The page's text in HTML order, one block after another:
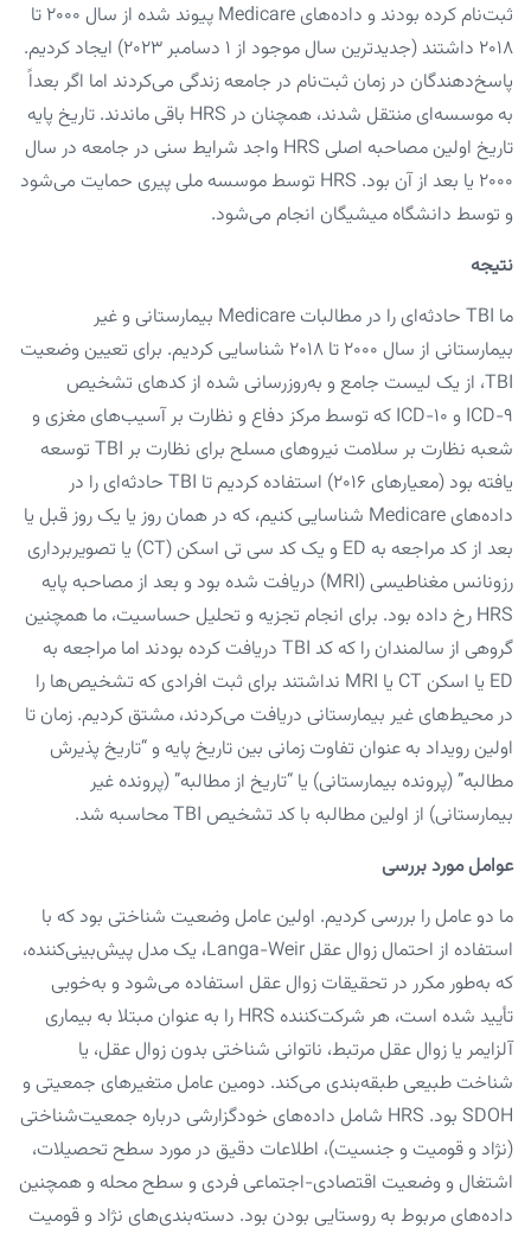
ثبت‌نام کرده بودند و داده‌های Medicare پیوند شده از سال ۲۰۰۰ تا
۲۰۱۸ داشتند (جدیدترین سال موجود از ۱ دسامبر ۲۰۲۳) ایجاد کردیم.
پاسخ‌دهندگان در زمان ثبت‌نام در جامعه زندگی می‌کردند اما اگر بعداً
به موسسه‌ای منتقل شدند، همچنان در HRS باقی ماندند. تاریخ پایه
تاریخ اولین مصاحبه اصلی HRS واجد شرایط سنی در جامعه در سال
۲۰۰۰ یا بعد از آن بود. HRS توسط موسسه ملی پیری حمایت می‌شود
و توسط دانشگاه میشیگان انجام می‌شود.
نتیجه
ما TBI حادثه‌ای را در مطالبات Medicare بیمارستانی و غیر
بیمارستانی از سال ۲۰۰۰ تا ۲۰۱۸ شناسایی کردیم. برای تعیین وضعیت
TBI، از یک لیست جامع و به‌روزرسانی شده از کدهای تشخیص
ICD-۹ و ICD-۱۰ که توسط مرکز دفاع و نظارت بر آسیب‌های مغزی و
شعبه نظارت بر سلامت نیروهای مسلح برای نظارت بر TBI توسعه
یافته بود (معیارهای ۲۰۱۶) استفاده کردیم تا TBI حادثه‌ای را در
داده‌های Medicare شناسایی کنیم، که در همان روز یا یک روز قبل یا
بعد از کد مراجعه به ED و یک کد سی تی اسکن (CT) یا تصویربرداری
رزونانس مغناطیسی (MRI) دریافت شده بود و بعد از مصاحبه پایه
HRS رخ داده بود. برای انجام تجزیه و تحلیل حساسیت، ما همچنین
گروهی از سالمندان را که کد TBI دریافت کرده بودند اما مراجعه به
ED یا اسکن CT یا MRI نداشتند برای ثبت افرادی که تشخیص‌ها را
در محیط‌های غیر بیمارستانی دریافت می‌کردند، مشتق کردیم. زمان تا
اولین رویداد به عنوان تفاوت زمانی بین تاریخ پایه و “تاریخ پذیرش
مطالبه” (پرونده بیمارستانی) یا “تاریخ از مطالبه” (پرونده غیر
بیمارستانی) از اولین مطالبه با کد تشخیص TBI محاسبه شد.
عوامل مورد بررسی
ما دو عامل را بررسی کردیم. اولین عامل وضعیت شناختی بود که با
استفاده از احتمال زوال عقل Langa-Weir، یک مدل پیش‌بینی‌کننده،
که به‌طور مکرر در تحقیقات زوال عقل استفاده می‌شود و به‌خوبی
تأیید شده است، هر شرکت‌کننده HRS را به عنوان مبتلا به بیماری
آلزایمر یا زوال عقل مرتبط، ناتوانی شناختی بدون زوال عقل، یا
شناخت طبیعی طبقه‌بندی می‌کند. دومین عامل متغیرهای جمعیتی و
SDOH بود. HRS شامل داده‌های خودگزارشی درباره جمعیت‌شناختی
(نژاد و قومیت و جنسیت)، اطلاعات دقیق در مورد سطح تحصیلات،
اشتغال و وضعیت اقتصادی-اجتماعی فردی و سطح محله و همچنین
داده‌های مربوط به روستایی بودن بود. دسته‌بندی‌های نژاد و قومیت